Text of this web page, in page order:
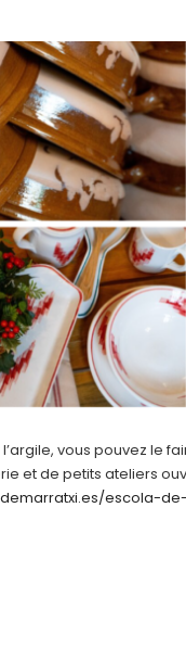
vous pouvez le
et de petits ateliers
escola-